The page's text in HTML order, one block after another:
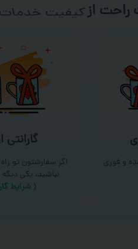
راحت ازسفارش گیری
و فوری
گارانتی
اگر سفارشتون تو
نباشید، یکی
( شرایط